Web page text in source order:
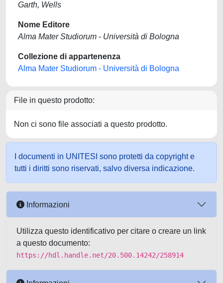
Garth, Wells
Nome Editore
Alma Mater Studiorum - Università di Bologna
Collezione di appartenenza
Alma Mater Studiorum - Università di Bologna
File in questo prodotto:
Non ci sono file associati a questo prodotto.
I documenti in UNITESI sono protetti da copyright e
tutti i diritti sono riservati, salvo diversa indicazione.
Informazioni
Utilizza questo identificativo per citare o creare un link
a questo documento:
https://hdl.handle.net/20.500.14242/258914